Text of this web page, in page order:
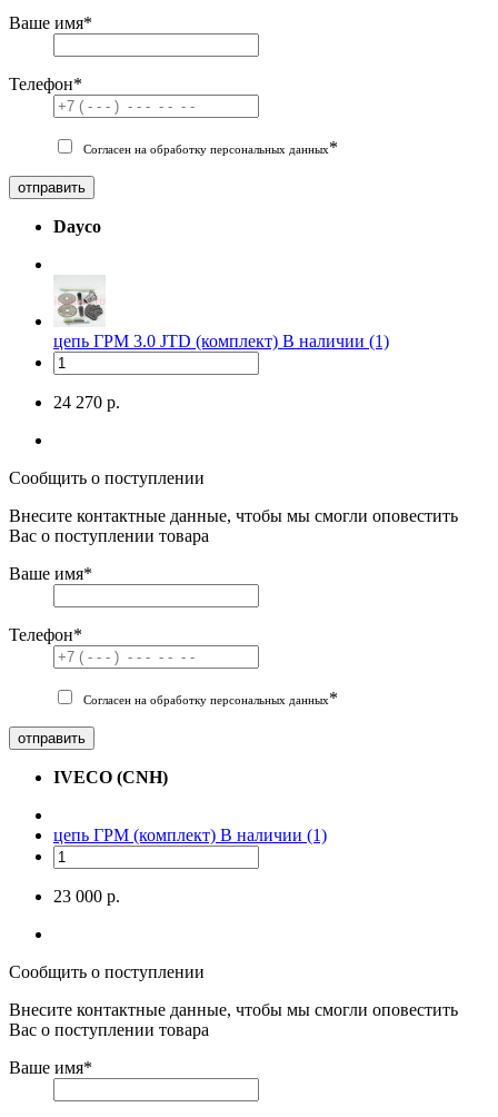
Ваше имя*
Телефон*
Согласен на обработку персональных данных*
отправить
Dayco
цепь ГРМ 3.0 JTD (комплект) В наличии (1)
24 270 р.
Сообщить о поступлении
Внесите контактные данные, чтобы мы смогли оповестить
Вас о поступлении товара
Ваше имя*
Телефон*
Согласен на обработку персональных данных*
отправить
IVECO (CNH)
цепь ГРМ (комплект) В наличии (1)
23 000 р.
Сообщить о поступлении
Внесите контактные данные, чтобы мы смогли оповестить
Вас о поступлении товара
Ваше имя*